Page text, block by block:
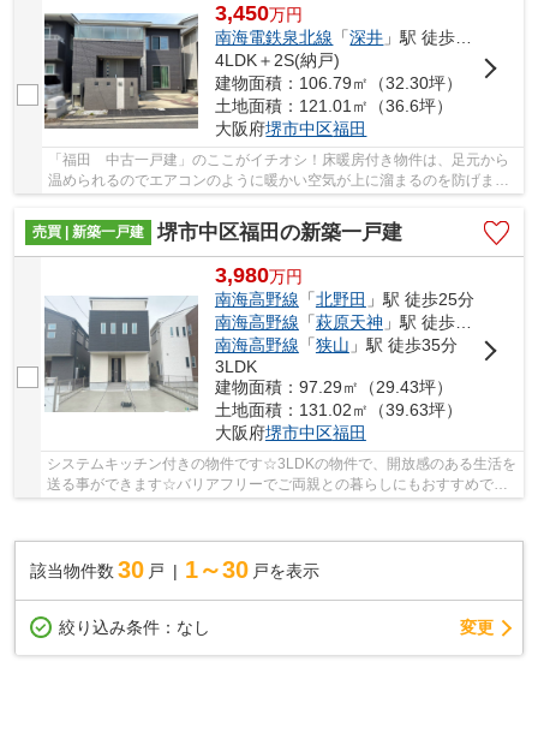
3,450万円
南海電鉄泉北線 「深井 」駅 徒歩23分
4LDK＋2S(納戸)
建物面積：106.79㎡（32.30坪）
土地面積：121.01㎡（36.6坪）
大阪府堺市中区福田
「福田 中古一戸建」のここがイチオシ！床暖房付き物件は、足元から
温められるのでエアコンのように暖かい空気が上に溜まるのを防げま
売買 | 新築一戸建
堺市中区福田の新築一戸建
3,980万円
南海高野線 「北野田 」駅 徒歩25分
南海高野線 「萩原天神 」駅 徒歩35分
南海高野線 「狭山 」駅 徒歩35分
3LDK
建物面積：97.29㎡（29.43坪）
土地面積：131.02㎡（39.63坪）
大阪府堺市中区福田
システムキッチン付きの物件です☆3LDKの物件で、開放感のある生活を
送る事ができます☆バリアフリーでご両親との暮らしにもおすすめです
該当物件数 30 戸 1～30 戸を表示
絞り込み条件： なし 変更